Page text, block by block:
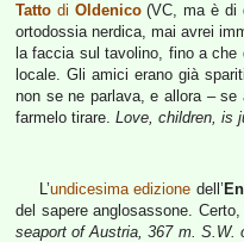
Tatto di Oldenico(VC, ma è di
ortodossia nerdica, mai avrei
la faccia sul tavolino, fino a
locale. Gli amici erano già
non se ne parlava, e allora –
farmelo tirare. Love, children, is
L’undicesima edizione dell’
del sapere anglosassone.
seaport of Austria, 367 m. S.W.